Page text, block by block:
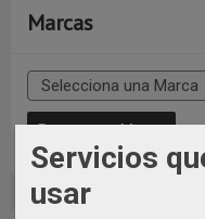
Marcas
Servicios
usar